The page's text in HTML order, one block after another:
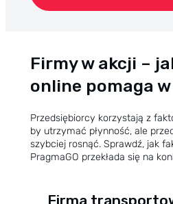
Firmy w akcji –
online pomaga
Przedsiębiorcy korzystają z
by utrzymać płynność, ale
szybciej rosnąć. Sprawdź, jak
PragmaGO przekłada się na
Firma